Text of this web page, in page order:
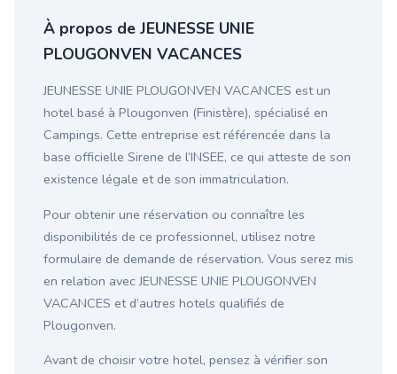
À propos de JEUNESSE UNIE
PLOUGONVEN VACANCES
JEUNESSE UNIE PLOUGONVEN VACANCES est un
hotel basé à Plougonven (Finistère), spécialisé en
Campings. Cette entreprise est référencée dans la
base officielle Sirene de l’INSEE, ce qui atteste de son
existence légale et de son immatriculation.
Pour obtenir une réservation ou connaître les
disponibilités de ce professionnel, utilisez notre
formulaire de demande de réservation. Vous serez mis
en relation avec JEUNESSE UNIE PLOUGONVEN
VACANCES et d’autres hotels qualifiés de
Plougonven.
Avant de choisir votre hotel, pensez à vérifier son